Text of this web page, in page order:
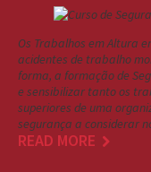
Os Trabalhos em Altura
acidentes de trabalho
forma, a formação de
e sensibilizar tanto os
superiores de uma
segurança a considerar
READ MORE